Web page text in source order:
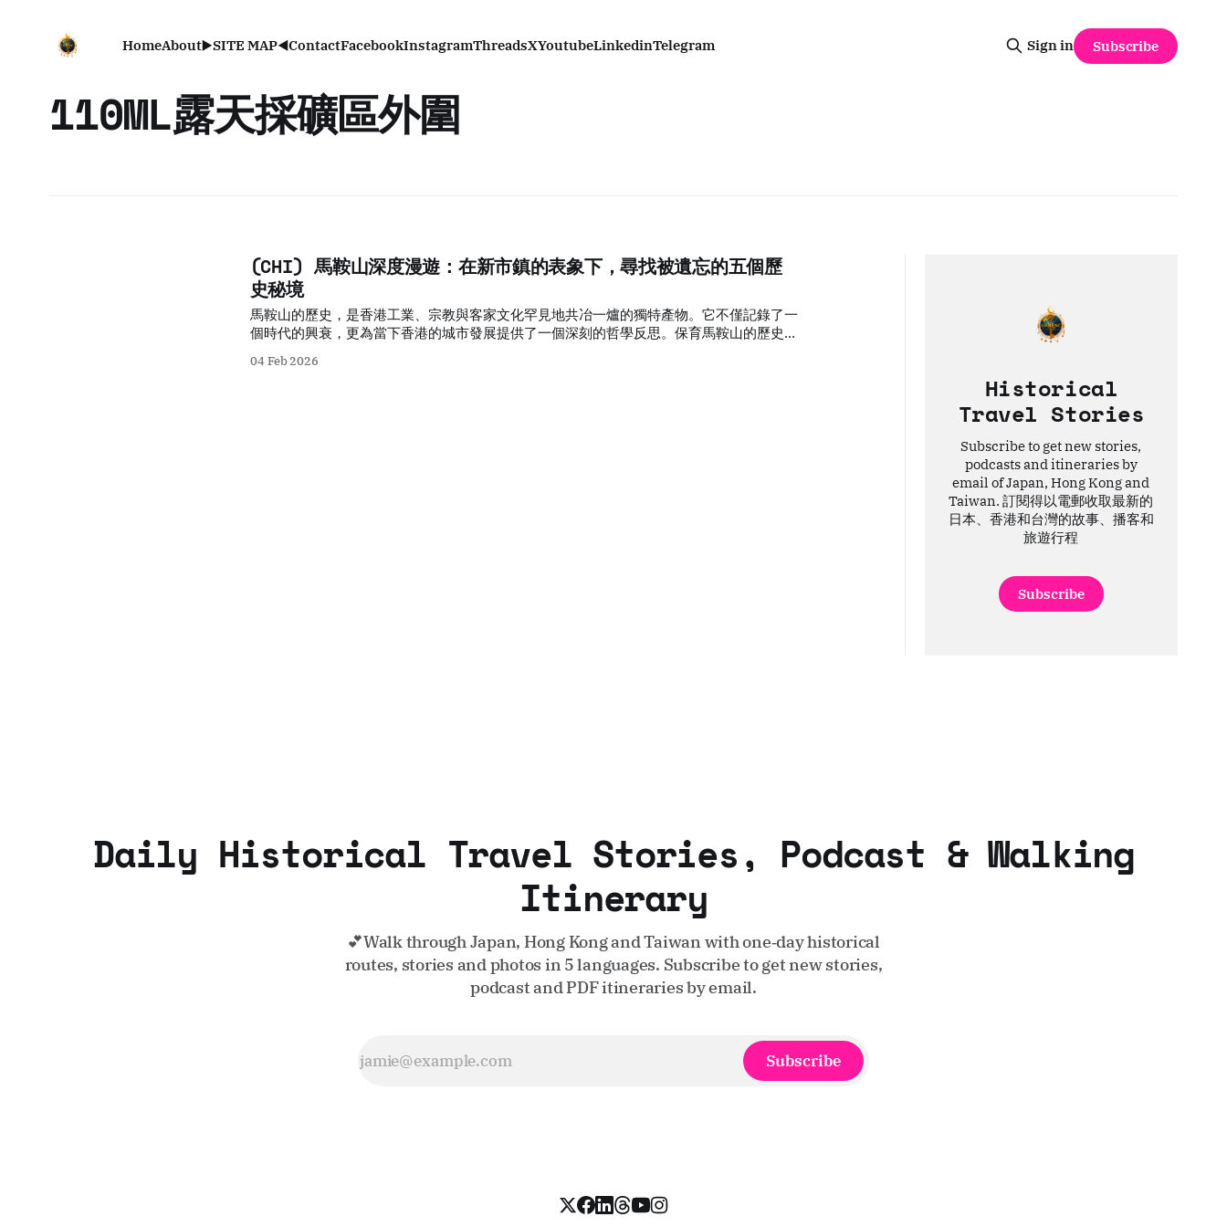
HomeAbout▶️SITE MAP◀️ContactFacebookInstagramThreadsXYoutubeLinkedinTelegram Sign in Subscribe
110ML露天採礦區外圍
(CHI) 馬鞍山深度漫遊：在新市鎮的表象下，尋找被遺忘的五個歷
史秘境
馬鞍山的歷史，是香港工業、宗教與客家文化罕見地共冶一爐的獨特產物。它不僅記錄了一
個時代的興衰，更為當下香港的城市發展提供了一個深刻的哲學反思。保育馬鞍山的歷史遺
回一份被遺忘的謙卑與溫度。
04 Feb 2026
Historical
Travel Stories
Subscribe to get new stories,
podcasts and itineraries by
email of Japan, Hong Kong and
Taiwan. 訂閱得以電郵收取最新的
日本、香港和台灣的故事、播客和
旅遊行程
Subscribe
Daily Historical Travel Stories, Podcast & Walking
Itinerary
💕Walk through Japan, Hong Kong and Taiwan with one‑day historical
routes, stories and photos in 5 languages. Subscribe to get new stories,
podcast and PDF itineraries by email.
Subscribe